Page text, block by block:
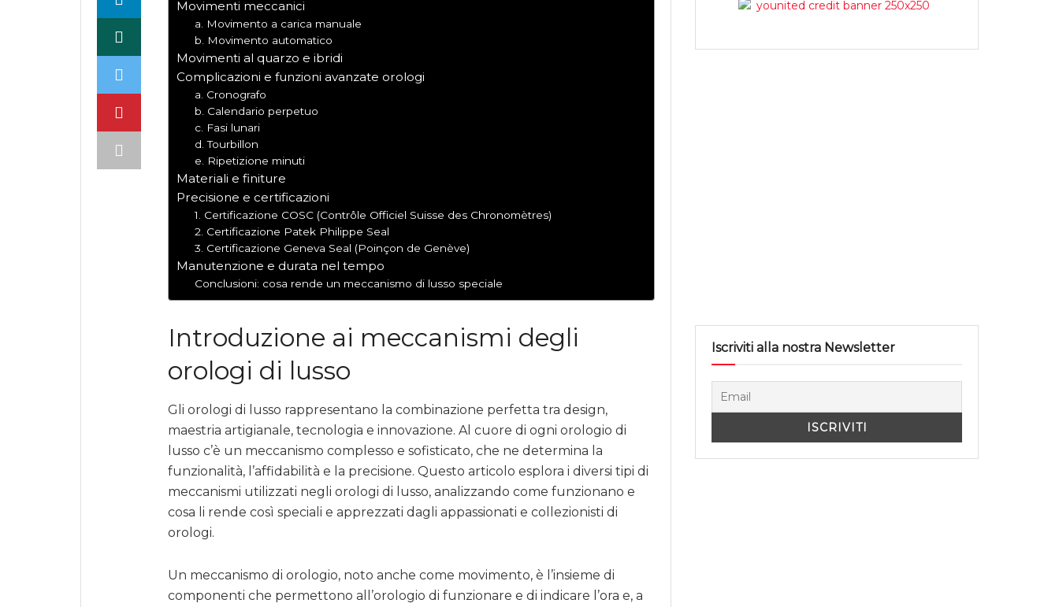
Movimenti meccanici
a. Movimento a carica manuale
b. Movimento automatico
Movimenti al quarzo e ibridi
Complicazioni e funzioni avanzate orologi
a. Cronografo
b. Calendario perpetuo
c. Fasi lunari
d. Tourbillon
e. Ripetizione minuti
Materiali e finiture
Precisione e certificazioni
1. Certificazione COSC (Contrôle Officiel Suisse des Chronomètres)
2. Certificazione Patek Philippe Seal
3. Certificazione Geneva Seal (Poinçon de Genève)
Manutenzione e durata nel tempo
Conclusioni: cosa rende un meccanismo di lusso speciale
Introduzione ai meccanismi degli
orologi di lusso
Gli orologi di lusso rappresentano la combinazione perfetta tra design,
maestria artigianale, tecnologia e innovazione. Al cuore di ogni orologio di
lusso c’è un meccanismo complesso e sofisticato, che ne determina la
funzionalità, l’affidabilità e la precisione. Questo articolo esplora i diversi tipi di
meccanismi utilizzati negli orologi di lusso, analizzando come funzionano e
cosa li rende così speciali e apprezzati dagli appassionati e collezionisti di
orologi.
Un meccanismo di orologio, noto anche come movimento, è l’insieme di
componenti che permettono all’orologio di funzionare e di indicare l’ora e, a
Iscriviti alla nostra Newsletter